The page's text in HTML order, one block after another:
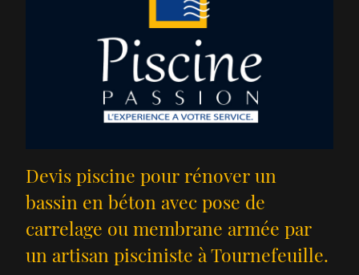
Devis piscine pour rénover un
bassin en béton avec pose de
carrelage ou membrane armée par
un artisan pisciniste à Tournefeuille.